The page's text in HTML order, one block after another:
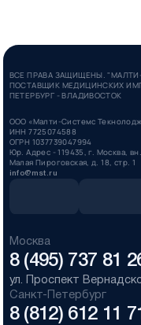
ВСЕ ПРАВА ЗАЩИЩЕНЫ.
ПОСТАВЩИК МЕДИЦИНСКИХ
ПЕТЕРБУРГ - ВЛАДИВОСТОК
ООО «Малти-Системс
ИНН 7725074588
ОГРН 1037739047994
Юр. Адрес - 119435, г. Москва,
Малая Пироговская, д. 18, стр. 1
info@mst.ru
Москва
8 (495) 737 81
ул. Проспект
Санкт-Петербург
8 (812) 612 11 71